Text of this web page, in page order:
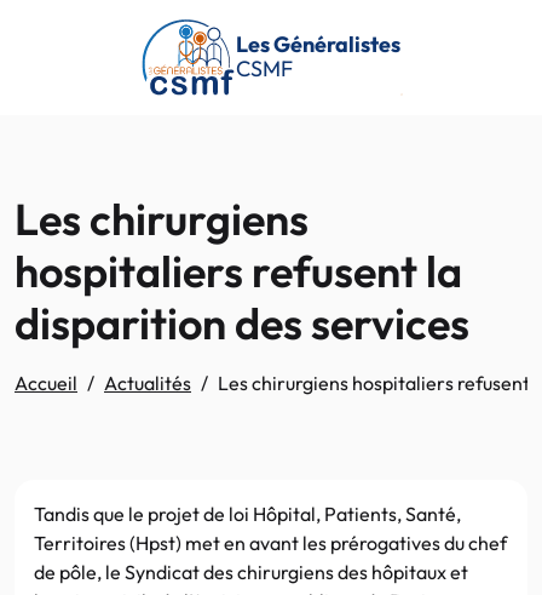
Passer au contenu principal
Les Généralistes
CSMF
Les chirurgiens
hospitaliers refusent la
disparition des services
Accueil Actualités Les chirurgiens hospitaliers refusent
Tandis que le projet de loi Hôpital, Patients, Santé,
Territoires (Hpst) met en avant les prérogatives du chef
de pôle, le Syndicat des chirurgiens des hôpitaux et